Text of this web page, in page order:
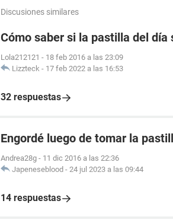
Discusiones similares
Cómo saber si la pastilla del
Lola212121 - 18 feb 2016 a las 23:09
Lizzteck - 17 feb 2022 a las 16:53
32 respuestas
Engordé luego de tomar la
Andrea28g - 11 dic 2016 a las 22:36
Japeneseblood - 24 jul 2023 a las 09:44
14 respuestas